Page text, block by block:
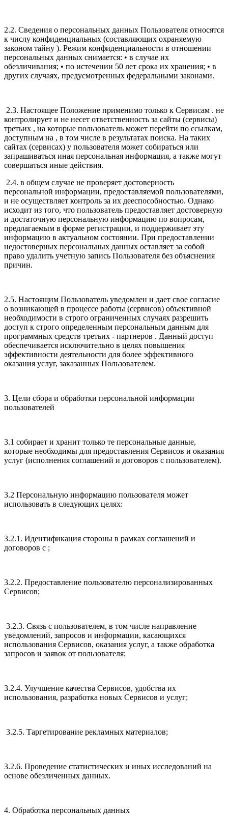
2.2. Сведения о персональных данных Пользователя относятся
к числу конфиденциальных (составляющих охраняемую
законом тайну ). Режим конфиденциальности в отношении
персональных данных снимается: • в случае их
обезличивания; • по истечении 50 лет срока их хранения; • в
других случаях, предусмотренных федеральными законами.
2.3. Настоящее Положение применимо только к Сервисам . не
контролирует и не несет ответственность за сайты (сервисы)
третьих , на которые пользователь может перейти по ссылкам,
доступным на , в том числе в результатах поиска. На таких
сайтах (сервисах) у пользователя может собираться или
запрашиваться иная персональная информация, а также могут
совершаться иные действия.
2.4. в общем случае не проверяет достоверность
персональной информации, предоставляемой пользователями,
и не осуществляет контроль за их дееспособностью. Однако
исходит из того, что пользователь предоставляет достоверную
и достаточную персональную информацию по вопросам,
предлагаемым в форме регистрации, и поддерживает эту
информацию в актуальном состоянии. При предоставлении
недостоверных персональных данных оставляет за собой
право удалить учетную запись Пользователя без объяснения
причин.
2.5. Настоящим Пользователь уведомлен и дает свое согласие
о возникающей в процессе работы (сервисов) объективной
необходимости в строго ограниченных случаях разрешить
доступ к строго определенным персональным данным для
программных средств третьих - партнеров . Данный доступ
обеспечивается исключительно в целях повышения
эффективности деятельности для более эффективного
оказания услуг, заказанных Пользователем.
3. Цели сбора и обработки персональной информации
пользователей
3.1 собирает и хранит только те персональные данные,
которые необходимы для предоставления Сервисов и оказания
услуг (исполнения соглашений и договоров с пользователем).
3.2 Персональную информацию пользователя может
использовать в следующих целях:
3.2.1. Идентификация стороны в рамках соглашений и
договоров с ;
3.2.2. Предоставление пользователю персонализированных
Сервисов;
3.2.3. Связь с пользователем, в том числе направление
уведомлений, запросов и информации, касающихся
использования Сервисов, оказания услуг, а также обработка
запросов и заявок от пользователя;
3.2.4. Улучшение качества Сервисов, удобства их
использования, разработка новых Сервисов и услуг;
3.2.5. Таргетирование рекламных материалов;
3.2.6. Проведение статистических и иных исследований на
основе обезличенных данных.
4. Обработка персональных данных